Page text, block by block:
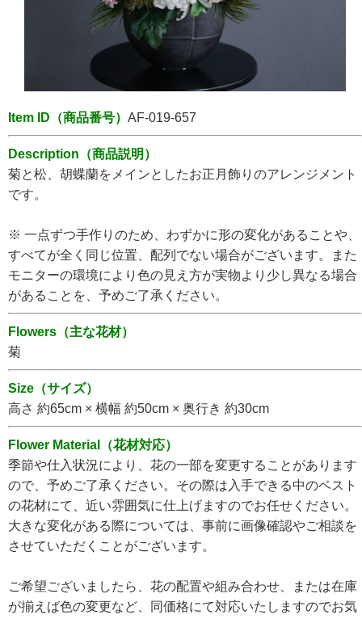
Item ID（商品番号） AF-019-657
Description（商品説明）
菊と松、胡蝶蘭をメインとしたお正月飾りのアレンジメント
です。
※ 一点ずつ手作りのため、わずかに形の変化があることや、
すべてが全く同じ位置、配列でない場合がございます。また
モニターの環境により色の見え方が実物より少し異なる場合
があることを、予めご了承ください。
Flowers（主な花材）
菊
Size（サイズ）
高さ 約65cm × 横幅 約50cm × 奥行き 約30cm
Flower Material（花材対応）
季節や仕入状況により、花の一部を変更することがあります
ので、予めご了承ください。その際は入手できる中のベスト
の花材にて、近い雰囲気に仕上げますのでお任せください。
大きな変化がある際については、事前に画像確認やご相談を
させていただくことがございます。
ご希望ございましたら、花の配置や組み合わせ、または在庫
が揃えば色の変更など、同価格にて対応いたしますのでお気